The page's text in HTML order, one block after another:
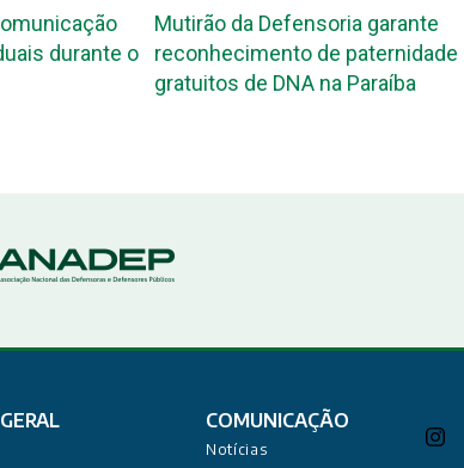
durante o
Mutirão da Defensoria garante
reconhecimento de paternidade
gratuitos de DNA na Paraíba
COMUNICAÇÃO
Notícias